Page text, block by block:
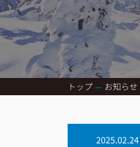
トップ お知らせ
2025.02.24